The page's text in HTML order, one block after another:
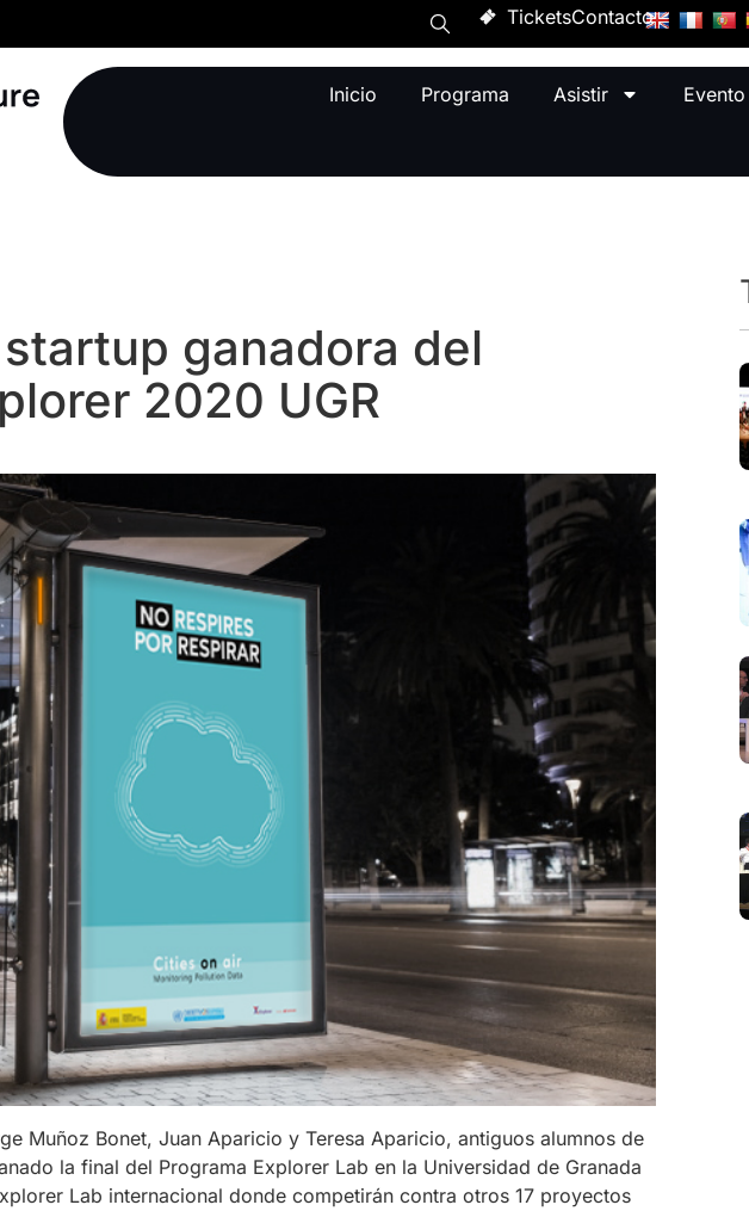
TicketsContacto
Inicio Programa Asistir Evento
ganadora del
2020 UGR
Muñoz Bonet, Juan Aparicio y Teresa Aparicio, antiguos alumnos de
la final del Programa Explorer Lab en la Universidad de Granada
Lab internacional donde competirán contra otros 17 proyectos